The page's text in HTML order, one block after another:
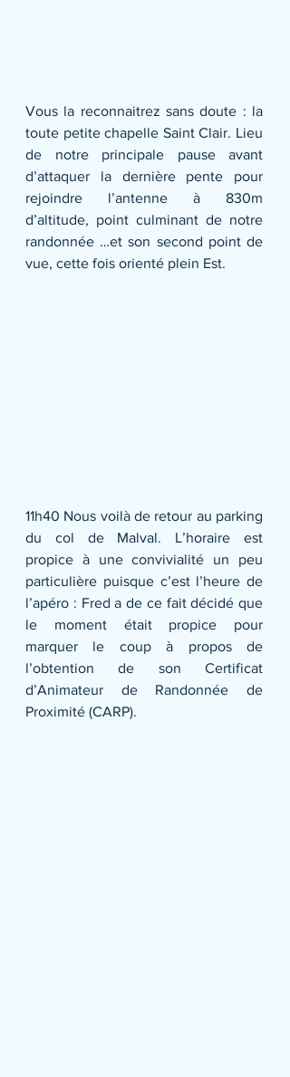
Vous la reconnaitrez sans doute : la
toute petite chapelle Saint Clair. Lieu
de notre principale pause avant
d’attaquer la dernière pente pour
rejoindre l’antenne à 830m
d’altitude, point culminant de notre
randonnée …et son second point de
vue, cette fois orienté plein Est.
11h40 Nous voilà de retour au parking
du col de Malval. L’horaire est
propice à une convivialité un peu
particulière puisque c’est l’heure de
l’apéro : Fred a de ce fait décidé que
le moment était propice pour
marquer le coup à propos de
l’obtention de son Certificat
d’Animateur de Randonnée de
Proximité (CARP).